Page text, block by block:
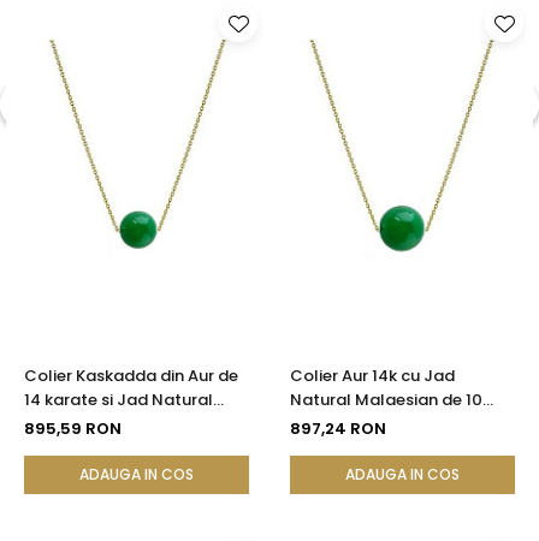
Colier Kaskadda din Aur de
14 karate si Jad Natural
Malaesian de 8 mm
895,59 RON
ADAUGA IN COS
Colier Aur 14k cu Jad
Natural Malaesian de 10
mm
897,24 RON
ADAUGA IN COS